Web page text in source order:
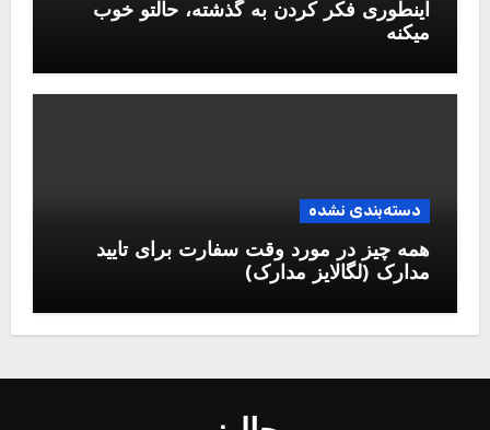
اینطوری فکر کردن به گذشته، حالتو خوب
میکنه
دسته‌بندی نشده
همه چیز در مورد وقت سفارت برای تایید
مدارک (لگالایز مدارک)